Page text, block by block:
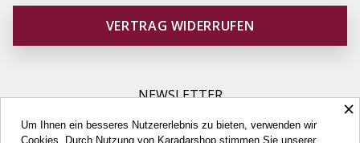
VERTRAG WIDERRUFEN
NEWSLETTER
×
Um Ihnen ein besseres Nutzererlebnis zu bieten, verwenden wir
Cookies. Durch Nutzung von Karadarshop stimmen Sie unserer